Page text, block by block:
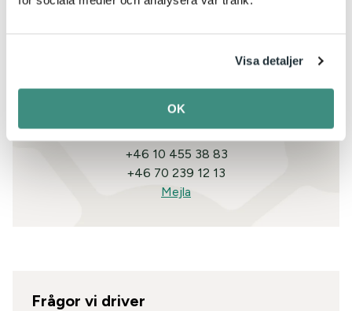
Visa detaljer
OK
Kristina Neimert Carne
Ansvarig kemikaliefrågor / Head of Chemicals
+46 10 455 38 83
+46 70 239 12 13
Mejla
Frågor vi driver